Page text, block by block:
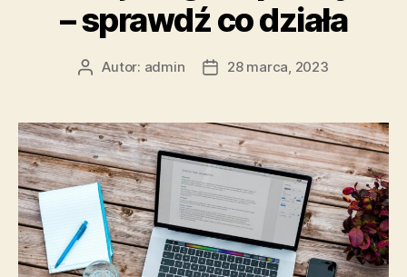
artykułami”
– sprawdź co działa
AutorAutor: admin
Data28 marca, 2023